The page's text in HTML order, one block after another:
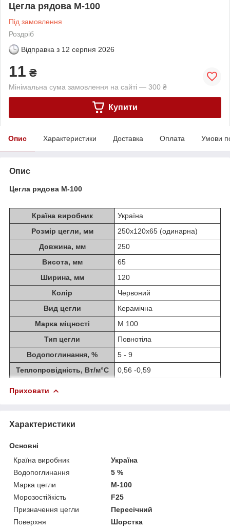
Цегла рядова М-100
Під замовлення
Роздріб
Відправка з 12 серпня 2026
11 ₴
Мінімальна сума замовлення на сайті — 300 ₴
Купити
Опис Характеристики Доставка Оплата Умови
Опис
Цегла рядова М-100
Країна виробник
Україна
Розмір цегли, мм
250х120х65 (одинарна)
Довжина, мм
250
Висота, мм
65
Ширина, мм
120
Колір
Червоний
Вид цегли
Керамічна
Марка міцності
М 100
Тип цегли
Повнотіла
Водопоглинання, %
5 - 9
Теплопровідність, Вт/м°С
0,56 -0,59
Приховати
Характеристики
Основні
Країна виробник
Україна
Водопоглинання
5 %
Марка цегли
М-100
Морозостійкість
F25
Призначення цегли
Пересічний
Поверхня
Шорстка